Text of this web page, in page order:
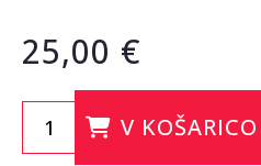
25,00 €
V KOŠARICO